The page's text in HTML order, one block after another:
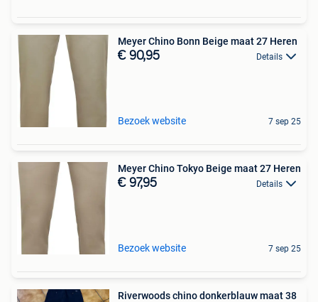
Meyer Chino Bonn Beige maat 27 Heren
€ 90,95 Details
Bezoek website 7 sep 25
Meyer Chino Tokyo Beige maat 27 Heren
€ 97,95 Details
Bezoek website 7 sep 25
Riverwoods chino donkerblauw maat 38